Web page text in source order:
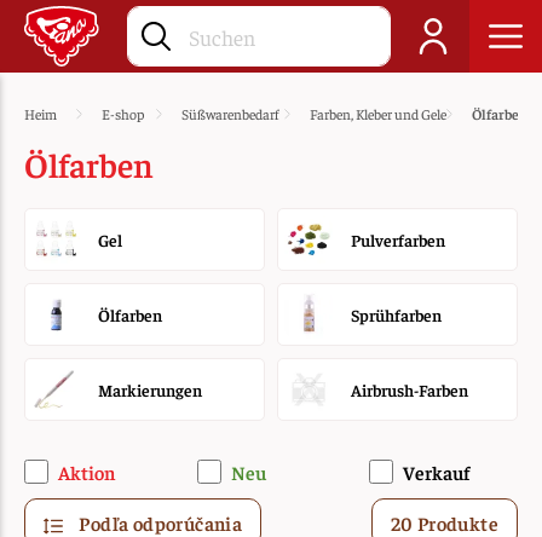
Heim E-shop Süßwarenbedarf Farben, Kleber und Gele Ölfarben
Ölfarben
Gel Pulverfarben
Ölfarben Sprühfarben
Markierungen Airbrush-Farben
Aktion Neu Verkauf
Podľa odporúčania 20 Produkte